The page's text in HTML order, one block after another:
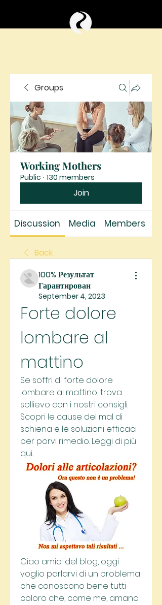
Groups
Working Mothers
Public · 130 members
Join
Discussion Media Members
Back
100% Результат
Гарантирован
September 4, 2023
Forte dolore
lombare al
mattino
Se soffri di forte dolore
lombare al mattino, trova
sollievo con i nostri consigli.
Scopri le cause del mal di
schiena e le soluzioni efficaci
per porvi rimedio. Leggi di più
qui.
Ciao amici del blog, oggi
voglio parlarvi di un problema
che conoscono bene tutti
coloro che, come me, amano